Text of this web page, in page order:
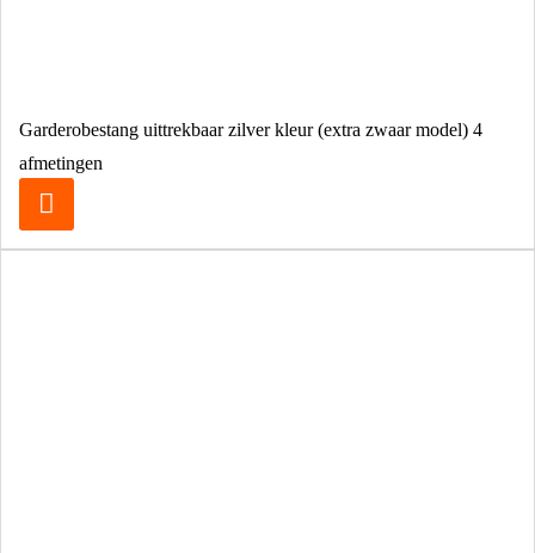
Garderobestang uittrekbaar zilver kleur (extra zwaar model) 4
afmetingen